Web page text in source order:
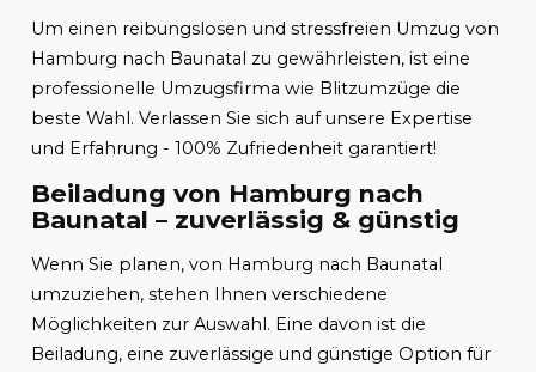
Um einen reibungslosen und stressfreien Umzug von
Hamburg nach Baunatal zu gewährleisten, ist eine
professionelle Umzugsfirma wie Blitzumzüge die
beste Wahl. Verlassen Sie sich auf unsere Expertise
und Erfahrung - 100% Zufriedenheit garantiert!
Beiladung von Hamburg nach
Baunatal – zuverlässig & günstig
Wenn Sie planen, von Hamburg nach Baunatal
umzuziehen, stehen Ihnen verschiedene
Möglichkeiten zur Auswahl. Eine davon ist die
Beiladung, eine zuverlässige und günstige Option für